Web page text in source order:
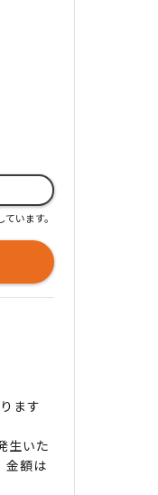
います。
ます
生いた
金額は